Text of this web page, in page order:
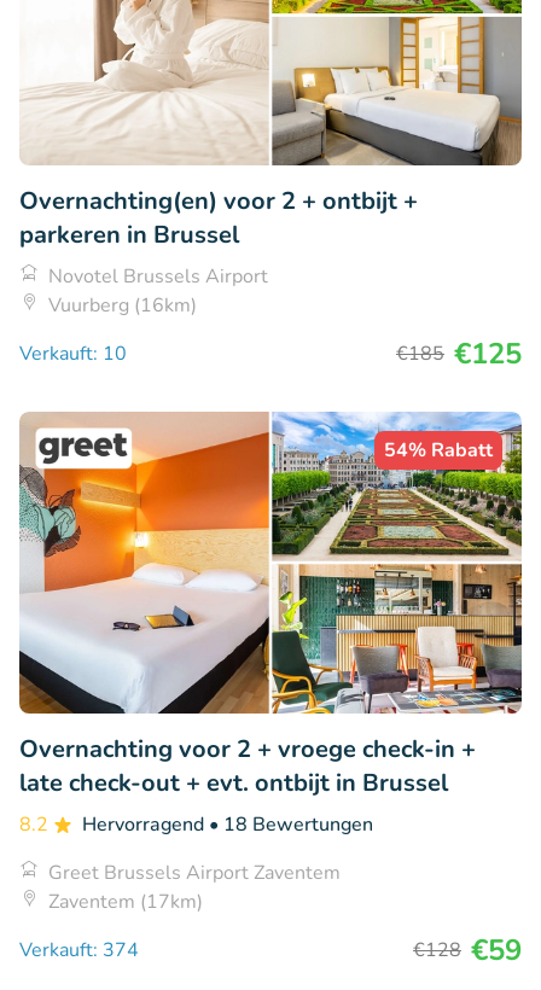
Overnachting(en) voor 2 + ontbijt +
parkeren in Brussel
Novotel Brussels Airport
Vuurberg (16km)
Verkauft: 10
€185 €125
54% Rabatt
Overnachting voor 2 + vroege check-in +
late check-out + evt. ontbijt in Brussel
8.2 Hervorragend • 18 Bewertungen
Greet Brussels Airport Zaventem
Zaventem (17km)
Verkauft: 374
€128 €59